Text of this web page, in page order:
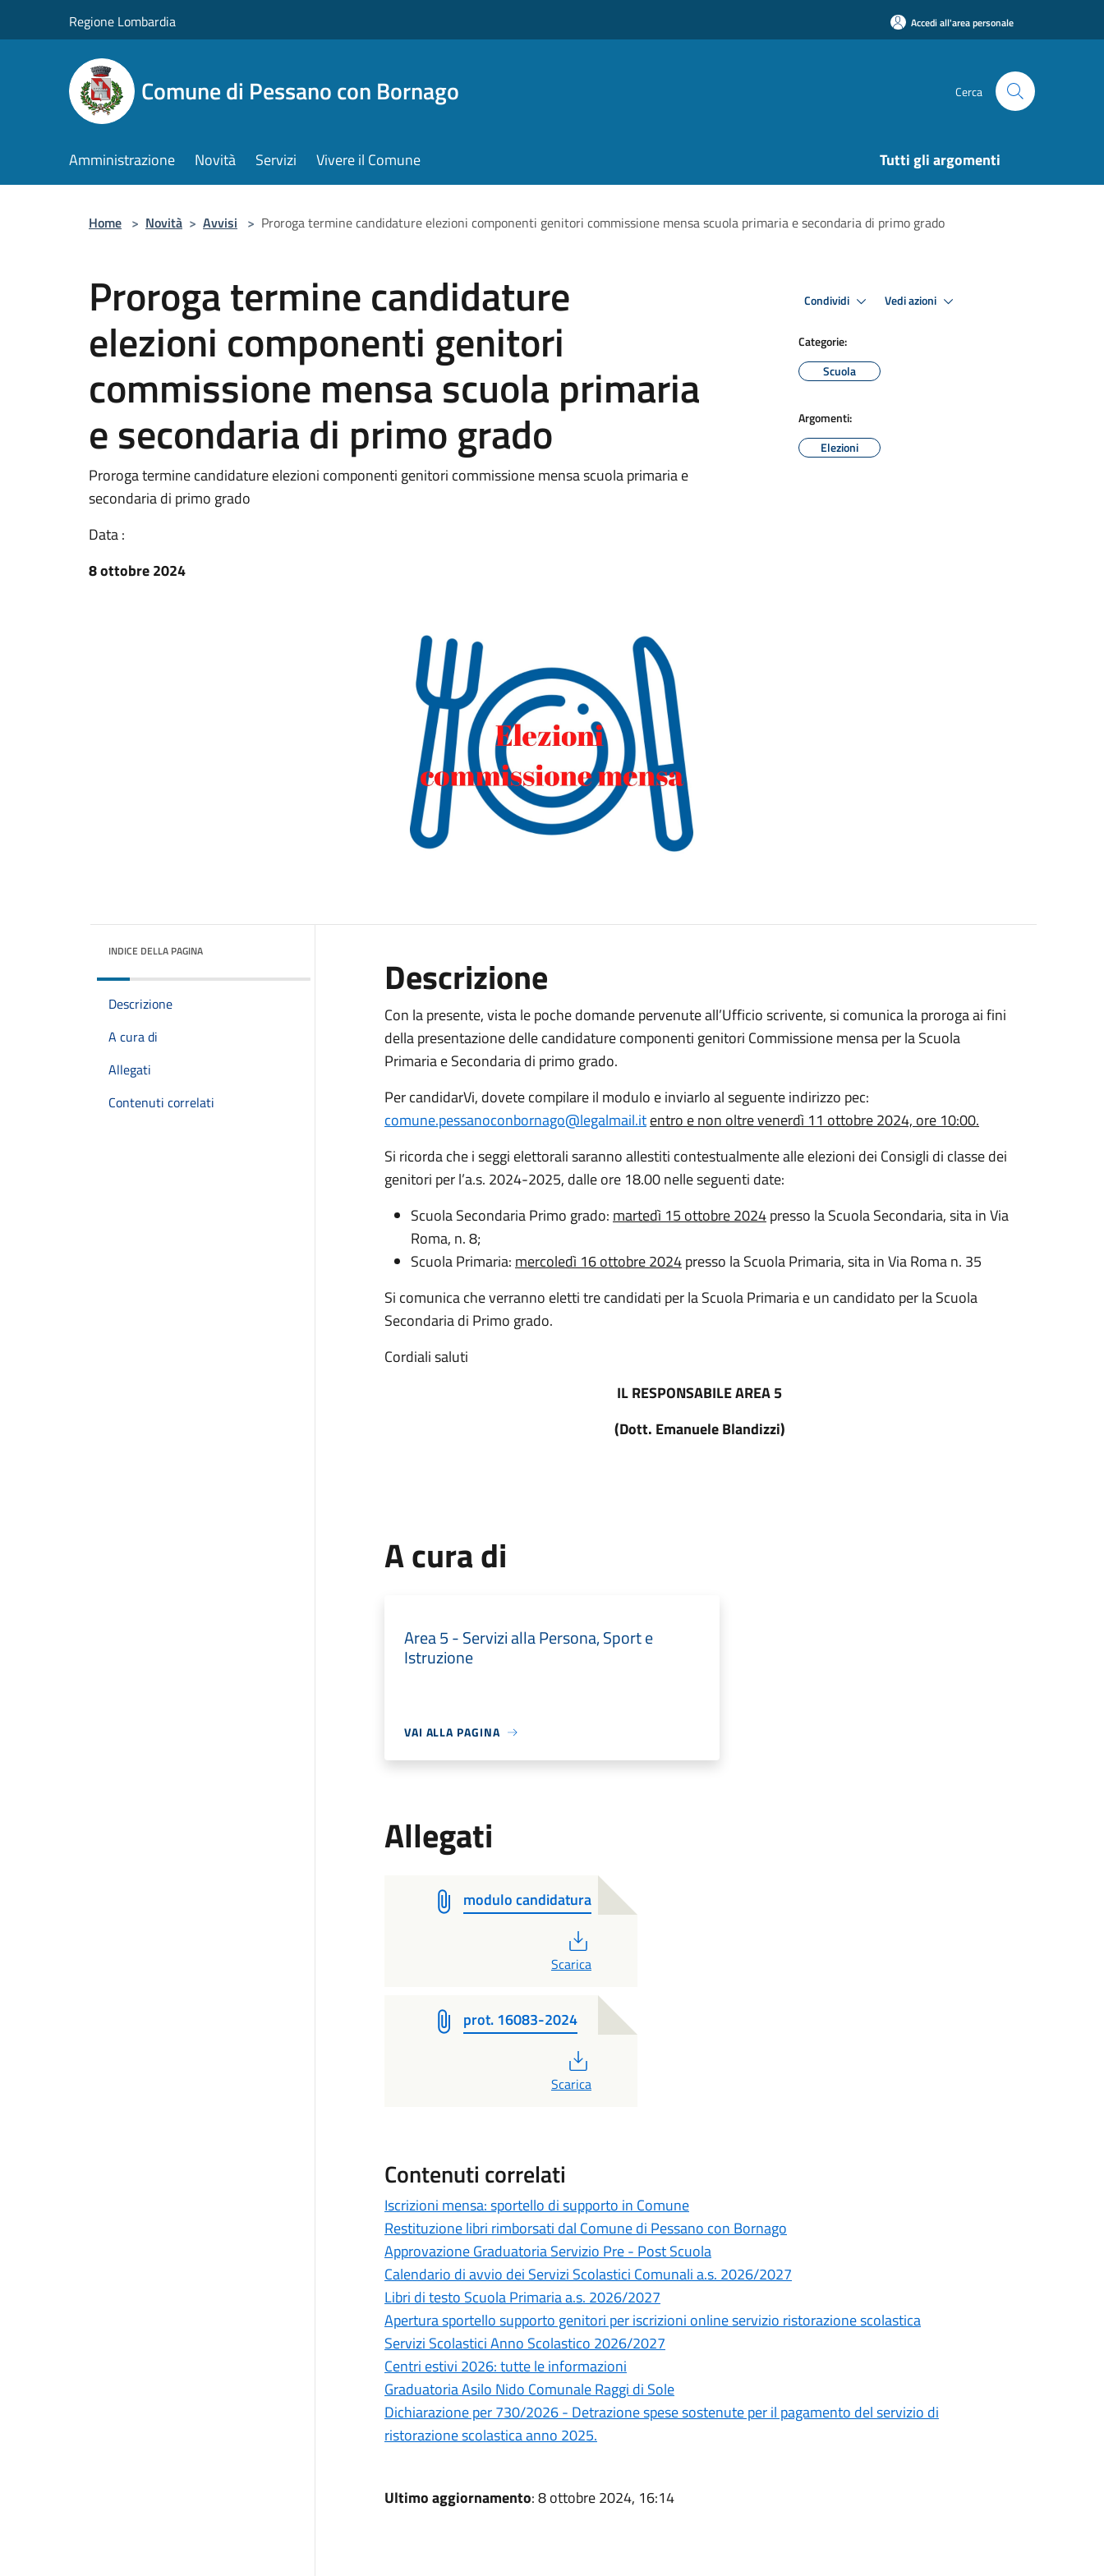
Regione Lombardia Accedi all'area personale
Comune di Pessano con Bornago Cerca
Amministrazione Novità Servizi Vivere il Comune Tutti gli argomenti
Home > Novità > Avvisi > Proroga termine candidature elezioni componenti genitori commissione mensa scuola primaria e secondaria di primo grado
Proroga termine candidature
elezioni componenti genitori
commissione mensa scuola primaria
e secondaria di primo grado
Proroga termine candidature elezioni componenti genitori commissione mensa scuola primaria e
secondaria di primo grado
Data :
8 ottobre 2024
Condividi Vedi azioni
Categorie:
Scuola
Argomenti:
Elezioni
INDICE DELLA PAGINA
Descrizione
A cura di
Allegati
Contenuti correlati
Descrizione
Con la presente, vista le poche domande pervenute all’Ufficio scrivente, si comunica la proroga ai fini
della presentazione delle candidature componenti genitori Commissione mensa per la Scuola
Primaria e Secondaria di primo grado.
Per candidarVi, dovete compilare il modulo e inviarlo al seguente indirizzo pec:
comune.pessanoconbornago@legalmail.itentro e non oltre venerdì 11 ottobre 2024, ore 10:00.
Si ricorda che i seggi elettorali saranno allestiti contestualmente alle elezioni dei Consigli di classe dei
genitori per l’a.s. 2024-2025, dalle ore 18.00 nelle seguenti date:
Scuola Secondaria Primo grado: martedì 15 ottobre 2024presso la Scuola Secondaria, sita in Via
Roma, n. 8;
Scuola Primaria: mercoledì 16 ottobre 2024presso la Scuola Primaria, sita in Via Roma n. 35
Si comunica che verranno eletti tre candidati per la Scuola Primaria e un candidato per la Scuola
Secondaria di Primo grado.
Cordiali saluti
IL RESPONSABILE AREA 5
(Dott. Emanuele Blandizzi)
A cura di
Area 5 - Servizi alla Persona, Sport e
Istruzione
VAI ALLA PAGINA
Allegati
modulo candidatura
Scarica
prot. 16083-2024
Scarica
Contenuti correlati
Iscrizioni mensa: sportello di supporto in Comune
Restituzione libri rimborsati dal Comune di Pessano con Bornago
Approvazione Graduatoria Servizio Pre - Post Scuola
Calendario di avvio dei Servizi Scolastici Comunali a.s. 2026/2027
Libri di testo Scuola Primaria a.s. 2026/2027
Apertura sportello supporto genitori per iscrizioni online servizio ristorazione scolastica
Servizi Scolastici Anno Scolastico 2026/2027
Centri estivi 2026: tutte le informazioni
Graduatoria Asilo Nido Comunale Raggi di Sole
Dichiarazione per 730/2026 - Detrazione spese sostenute per il pagamento del servizio di
ristorazione scolastica anno 2025.
Ultimo aggiornamento: 8 ottobre 2024, 16:14